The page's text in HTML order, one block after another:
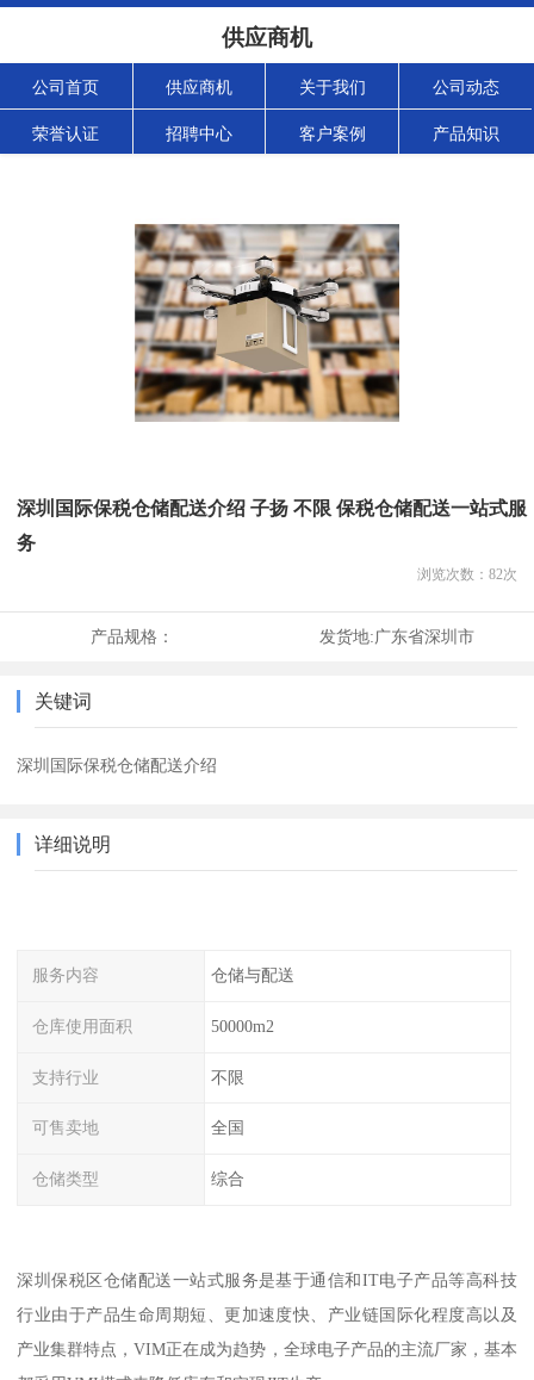
供应商机
公司首页 供应商机 关于我们 公司动态
荣誉认证 招聘中心 客户案例 产品知识
深圳国际保税仓储配送介绍 子扬 不限 保税仓储配送一站式服
务
浏览次数： 82次
产品规格： 发货地:广东省深圳市
关键词
深圳国际保税仓储配送介绍
详细说明
服务内容 仓储与配送
仓库使用面积 50000m2
支持行业 不限
可售卖地 全国
仓储类型 综合
深圳保税区仓储配送一站式服务是基于通信和IT电子产品等高科技
行业由于产品生命周期短、更加速度快、产业链国际化程度高以及
产业集群特点，VIM正在成为趋势，全球电子产品的主流厂家，基本